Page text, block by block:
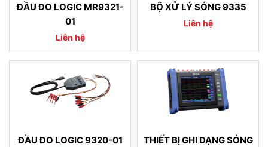
ĐẦU ĐO LOGIC MR9321-
01
Liên hệ
BỘ XỬ LÝ SÓNG 9335
Liên hệ
ĐẦU ĐO LOGIC 9320-01
THIẾT BỊ GHI DẠNG SÓNG